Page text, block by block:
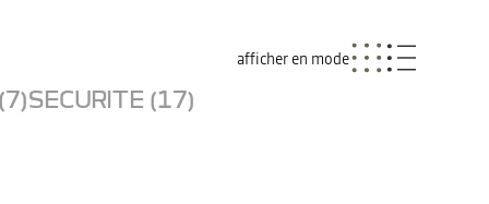
afficher en mode
SECURITE (17)